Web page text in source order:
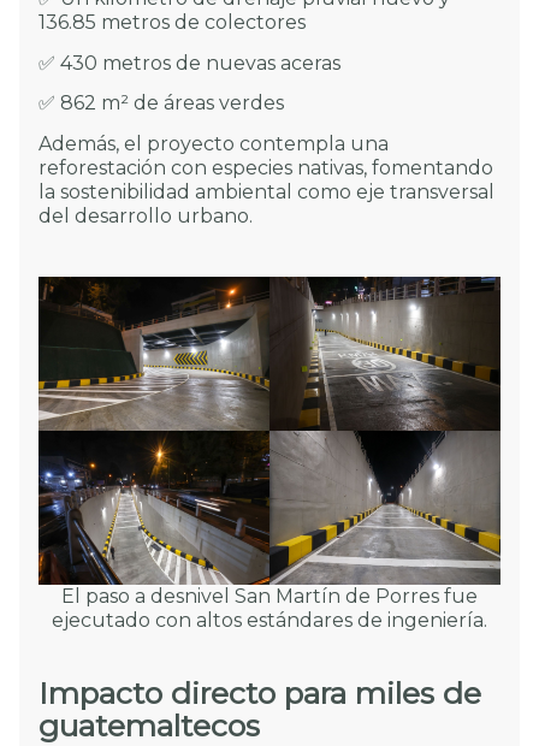
136.85 metros de colectores
✅ 430 metros de nuevas aceras
✅ 862 m² de áreas verdes
Además, el proyecto contempla una
reforestación con especies nativas, fomentando
la sostenibilidad ambiental como eje transversal
del desarrollo urbano.
El paso a desnivel San Martín de Porres fue
ejecutado con altos estándares de ingeniería.
Impacto directo para miles de
guatemaltecos